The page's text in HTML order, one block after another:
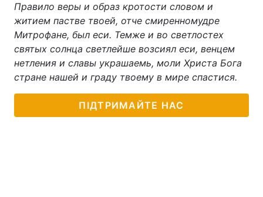
Правило веры и образ кротости словом и
житием пастве твоей, отче смиренномудре
Митрофане, был еси. Темже и во светлостех
святых солнца светлейше возсиял еси, венцем
нетления и славы украшаемь, моли Христа Бога
стране нашей и граду твоему в мире спастися.
ПІДТРИМАЙТЕ НАС